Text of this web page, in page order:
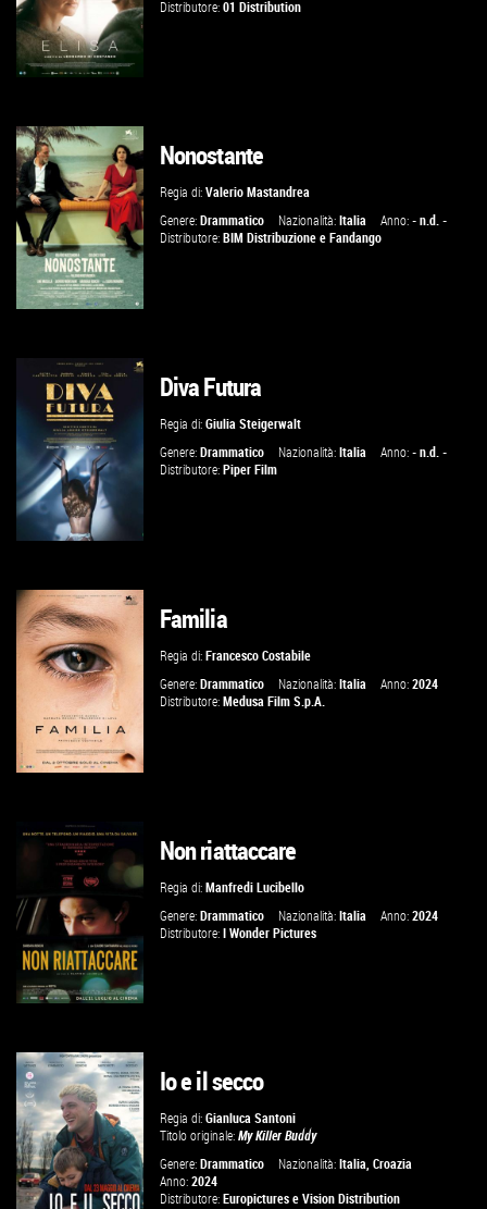
GUARDA IL TRAILER
VAI ALLA SCHEDA
Distributore:01 Distribution
GUARDA IL TRAILER
VAI ALLA SCHEDA
Nonostante
Regia di:Valerio Mastandrea
Genere:Drammatico Nazionalità:Italia Anno:- n.d. -
Distributore:BIM Distribuzione eFandango
GUARDA IL TRAILER
VAI ALLA SCHEDA
Diva Futura
Regia di:Giulia Steigerwalt
Genere:Drammatico Nazionalità:Italia Anno:- n.d. -
Distributore:Piper Film
GUARDA IL TRAILER
VAI ALLA SCHEDA
Familia
Regia di:Francesco Costabile
Genere:Drammatico Nazionalità:Italia Anno:2024
Distributore:Medusa Film S.p.A.
GUARDA IL TRAILER
VAI ALLA SCHEDA
Non riattaccare
Regia di:Manfredi Lucibello
Genere:Drammatico Nazionalità:Italia Anno:2024
Distributore:I Wonder Pictures
Io e il secco
Regia di:Gianluca Santoni
Titolo originale:My Killer Buddy
Genere:Drammatico Nazionalità:Italia,Croazia
Anno:2024
Distributore:Europictures eVision Distribution